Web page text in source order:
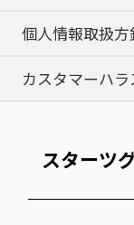
個人情報取扱方
カスタマーハ
スターツ